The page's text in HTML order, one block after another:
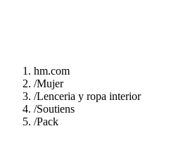
hm.com
/Mujer
/Lenceria y ropa interior
/Soutiens
/Pack